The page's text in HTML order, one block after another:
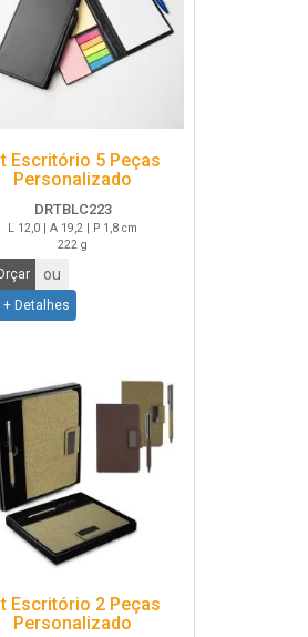
Escritório 5 Peças
Personalizado
DRTBLC223
L 12,0 | A 19,2 | P 1,8 cm
222 g
ou
+ Detalhes
Escritório 2 Peças
Personalizado